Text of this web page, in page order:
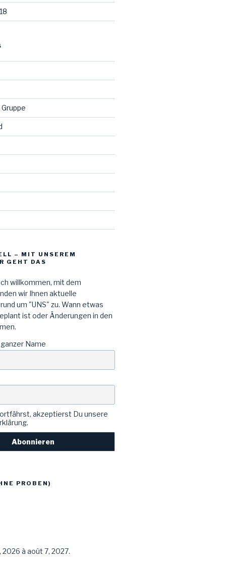
– MIT UNSEREM
GEHT DAS
willkommen, mit dem
wir Ihnen aktuelle
um "UNS" zu. Wann etwas
ist oder Änderungen in den
Name
akzeptierst Du unsere
PROBEN)
à août 7, 2027.